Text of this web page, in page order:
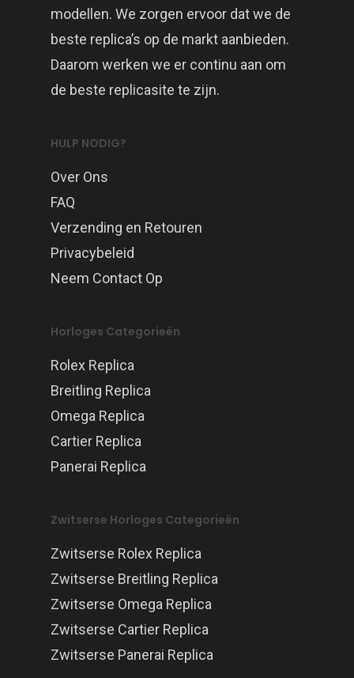
modellen. We zorgen ervoor dat we de
beste replica’s op de markt aanbieden.
Daarom werken we er continu aan om
de beste replicasite te zijn.
HULP NODIG?
Over Ons
FAQ
Verzending en Retouren
Privacybeleid
Neem Contact Op
Horloges Categorieën
Rolex Replica
Breitling Replica
Omega Replica
Cartier Replica
Panerai Replica
Zwitserse Horloges Categorieën
Zwitserse Rolex Replica
Zwitserse Breitling Replica
Zwitserse Omega Replica
Zwitserse Cartier Replica
Zwitserse Panerai Replica